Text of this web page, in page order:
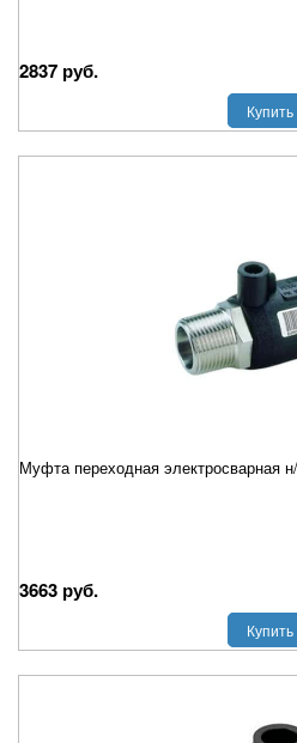
2837 руб.
Купить
Муфта переходная электросварная
3663 руб.
Купить